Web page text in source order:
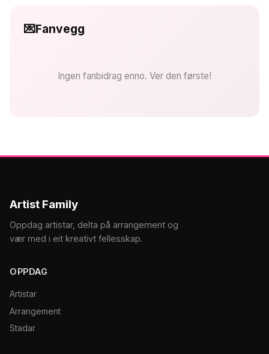
💌Fanvegg
Ingen fanbidrag enno. Ver den første!
Artist Family
Oppdag artistar, delta på arrangement og
vær med i eit kreativt fellesskap.
OPPDAG
Artistar
Arrangement
Stadar